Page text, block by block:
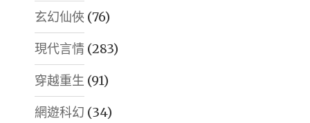
玄幻仙俠 (76)
現代言情 (283)
穿越重生 (91)
網遊科幻 (34)